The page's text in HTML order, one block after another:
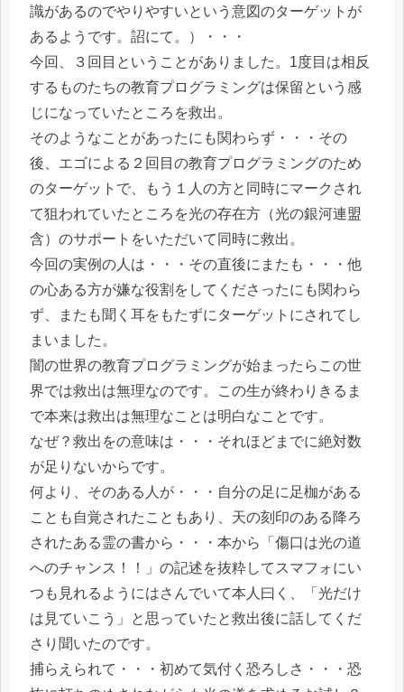
識があるのでやりやすいという意図のターゲットが
あるようです。詔にて。）・・・
今回、３回目ということがありました。1度目は相反
するものたちの教育プログラミングは保留という感
じになっていたところを救出。
そのようなことがあったにも関わらず・・・その
後、エゴによる２回目の教育プログラミングのため
のターゲットで、もう１人の方と同時にマークされ
て狙われていたところを光の存在方（光の銀河連盟
含）のサポートをいただいて同時に救出。
今回の実例の人は・・・その直後にまたも・・・他
の心ある方が嫌な役割をしてくださったにも関わら
ず、またも聞く耳をもたずにターゲットにされてし
まいました。
闇の世界の教育プログラミングが始まったらこの世
界では救出は無理なのです。この生が終わりきるま
で本来は救出は無理なことは明白なことです。
なぜ？救出をの意味は・・・それほどまでに絶対数
が足りないからです。
何より、そのある人が・・・自分の足に足枷がある
ことも自覚されたこともあり、天の刻印のある降ろ
されたある霊の書から・・・本から「傷口は光の道
へのチャンス！！」の記述を抜粋してスマフォにい
つも見れるようにはさんでいて本人曰く、「光だけ
は見ていこう」と思っていたと救出後に話してくだ
さり聞いたのです。
捕らえられて・・・初めて気付く恐ろしさ・・・恐